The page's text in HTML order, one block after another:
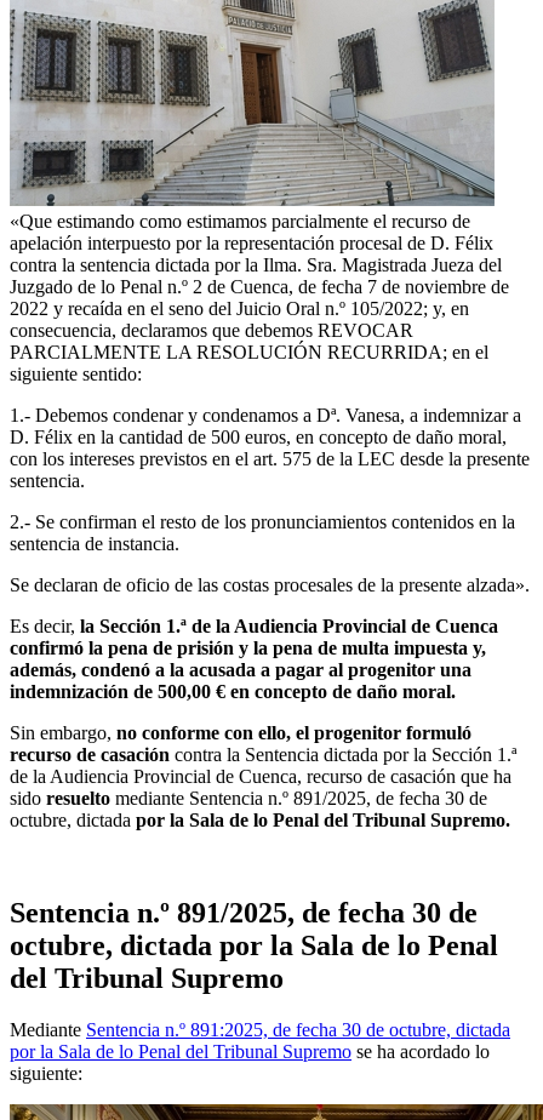
«Que estimando como estimamos parcialmente el recurso de
apelación interpuesto por la representación procesal de D. Félix
contra la sentencia dictada por la Ilma. Sra. Magistrada Jueza del
Juzgado de lo Penal n.º 2 de Cuenca, de fecha 7 de noviembre de
2022 y recaída en el seno del Juicio Oral n.º 105/2022; y, en
consecuencia, declaramos que debemos REVOCAR
PARCIALMENTE LA RESOLUCIÓN RECURRIDA; en el
siguiente sentido:
1.- Debemos condenar y condenamos a Dª. Vanesa, a indemnizar a
D. Félix en la cantidad de 500 euros, en concepto de daño moral,
con los intereses previstos en el art. 575 de la LEC desde la presente
sentencia.
2.- Se confirman el resto de los pronunciamientos contenidos en la
sentencia de instancia.
Se declaran de oficio de las costas procesales de la presente alzada».
Es decir, la Sección 1.ª de la Audiencia Provincial de Cuenca
confirmó la pena de prisión y la pena de multa impuesta y,
además, condenó a la acusada a pagar al progenitor una
indemnización de 500,00 € en concepto de daño moral.
Sin embargo, no conforme con ello, el progenitor formuló
recurso de casación contra la Sentencia dictada por la Sección 1.ª
de la Audiencia Provincial de Cuenca, recurso de casación que ha
sido resuelto mediante Sentencia n.º 891/2025, de fecha 30 de
octubre, dictada por la Sala de lo Penal del Tribunal Supremo.
Sentencia n.º 891/2025, de fecha 30 de
octubre, dictada por la Sala de lo Penal
del Tribunal Supremo
Mediante Sentencia n.º 891:2025, de fecha 30 de octubre, dictada
por la Sala de lo Penal del Tribunal Supremo se ha acordado lo
siguiente: